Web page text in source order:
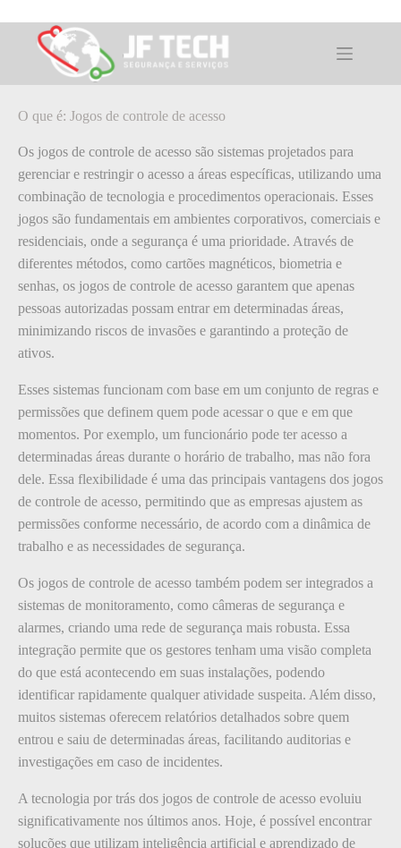
para
conteúdoO que é: Jogos de controle de acesso
O que é: Jogos de controle de acesso
Os jogos de controle de acesso são sistemas projetados para
gerenciar e restringir o acesso a áreas específicas, utilizando uma
combinação de tecnologia e procedimentos operacionais. Esses
jogos são fundamentais em ambientes corporativos, comerciais e
residenciais, onde a segurança é uma prioridade. Através de
diferentes métodos, como cartões magnéticos, biometria e
senhas, os jogos de controle de acesso garantem que apenas
pessoas autorizadas possam entrar em determinadas áreas,
minimizando riscos de invasões e garantindo a proteção de
ativos.
Esses sistemas funcionam com base em um conjunto de regras e
permissões que definem quem pode acessar o que e em que
momentos. Por exemplo, um funcionário pode ter acesso a
determinadas áreas durante o horário de trabalho, mas não fora
dele. Essa flexibilidade é uma das principais vantagens dos jogos
de controle de acesso, permitindo que as empresas ajustem as
permissões conforme necessário, de acordo com a dinâmica de
trabalho e as necessidades de segurança.
Os jogos de controle de acesso também podem ser integrados a
sistemas de monitoramento, como câmeras de segurança e
alarmes, criando uma rede de segurança mais robusta. Essa
integração permite que os gestores tenham uma visão completa
do que está acontecendo em suas instalações, podendo
identificar rapidamente qualquer atividade suspeita. Além disso,
muitos sistemas oferecem relatórios detalhados sobre quem
entrou e saiu de determinadas áreas, facilitando auditorias e
investigações em caso de incidentes.
A tecnologia por trás dos jogos de controle de acesso evoluiu
significativamente nos últimos anos. Hoje, é possível encontrar
soluções que utilizam inteligência artificial e aprendizado de